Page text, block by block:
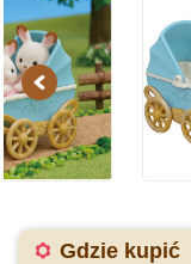
Previous
Gdzie kupić